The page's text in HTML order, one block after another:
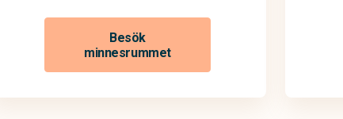
Besök
minnesrummet